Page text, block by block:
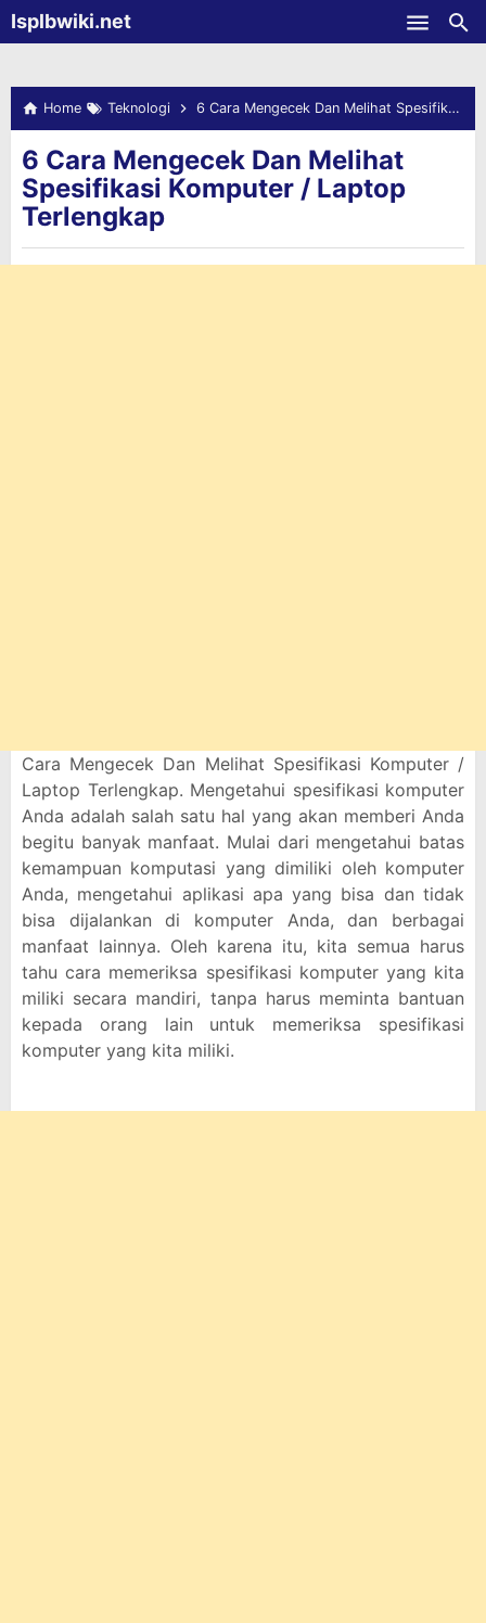
-->Isplbwiki.net
Home Teknologi 6 Cara Mengecek Dan Melihat Spesifikasi Komputer / Laptop Terlengkap
6 Cara Mengecek Dan Melihat
Spesifikasi Komputer / Laptop
Terlengkap
Cara Mengecek Dan Melihat Spesifikasi Komputer /
Laptop Terlengkap. Mengetahui spesifikasi komputer
Anda adalah salah satu hal yang akan memberi Anda
begitu banyak manfaat. Mulai dari mengetahui batas
kemampuan komputasi yang dimiliki oleh komputer
Anda, mengetahui aplikasi apa yang bisa dan tidak
bisa dijalankan di komputer Anda, dan berbagai
manfaat lainnya. Oleh karena itu, kita semua harus
tahu cara memeriksa spesifikasi komputer yang kita
miliki secara mandiri, tanpa harus meminta bantuan
kepada orang lain untuk memeriksa spesifikasi
komputer yang kita miliki.